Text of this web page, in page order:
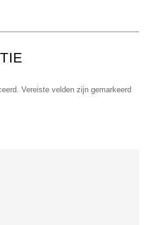
Vereiste velden zijn gemarkeerd